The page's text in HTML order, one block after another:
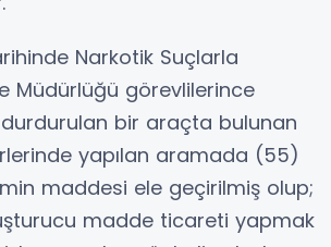
Narkotik Suçlarla
Müdürlüğü görevlilerince
bir araçta bulunan
yapılan aramada (55)
maddesi ele geçirilmiş olup;
madde ticareti yapmak